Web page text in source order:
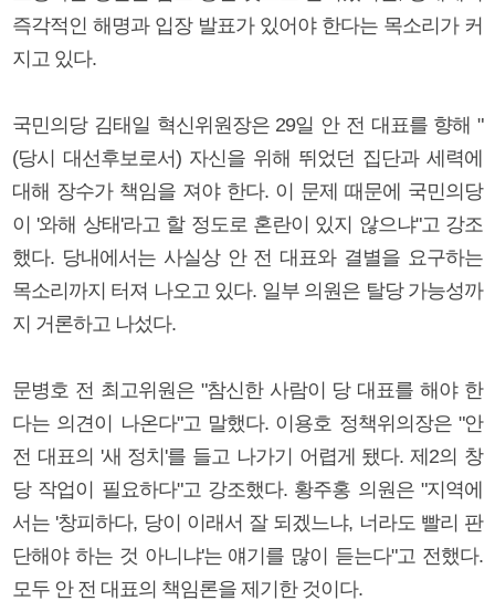
즉각적인 해명과 입장 발표가 있어야 한다는 목소리가 커
지고 있다.
국민의당 김태일 혁신위원장은 29일 안 전 대표를 향해 "
(당시 대선후보로서) 자신을 위해 뛰었던 집단과 세력에
대해 장수가 책임을 져야 한다. 이 문제 때문에 국민의당
이 '와해 상태'라고 할 정도로 혼란이 있지 않으냐"고 강조
했다. 당내에서는 사실상 안 전 대표와 결별을 요구하는
목소리까지 터져 나오고 있다. 일부 의원은 탈당 가능성까
지 거론하고 나섰다.
문병호 전 최고위원은 "참신한 사람이 당 대표를 해야 한
다는 의견이 나온다"고 말했다. 이용호 정책위의장은 "안
전 대표의 '새 정치'를 들고 나가기 어렵게 됐다. 제2의 창
당 작업이 필요하다"고 강조했다. 황주홍 의원은 "지역에
서는 '창피하다, 당이 이래서 잘 되겠느냐, 너라도 빨리 판
단해야 하는 것 아니냐'는 얘기를 많이 듣는다"고 전했다.
모두 안 전 대표의 책임론을 제기한 것이다.